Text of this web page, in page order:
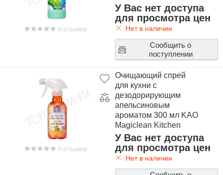
0 отзывов
У Вас нет доступа
для просмотра цен
Нет в наличии
Сообщить о
поступлении
0 отзывов
Очищающий спрей
для кухни с
дезодорирующим
апельсиновым
ароматом 300 мл KAO
Magiclean Kitchen
Deodorant Plus
У Вас нет доступа
для просмотра цен
Нет в наличии